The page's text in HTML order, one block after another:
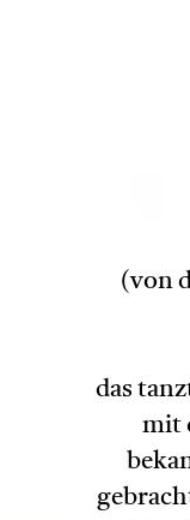
(von
das
mit